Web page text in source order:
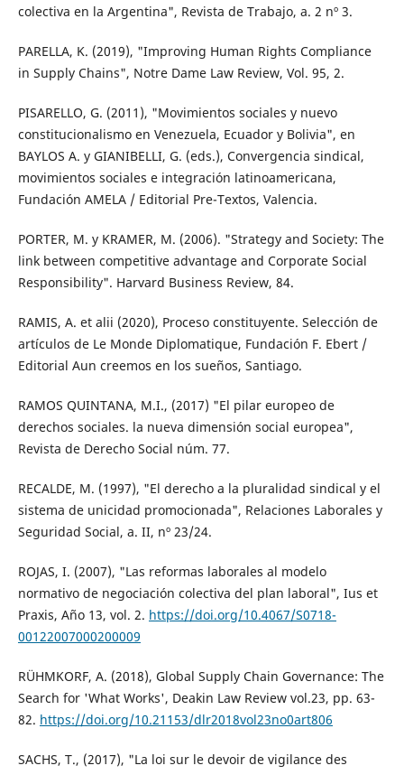
colectiva en la Argentina", Revista de Trabajo, a. 2 nº 3.
PARELLA, K. (2019), "Improving Human Rights Compliance
in Supply Chains", Notre Dame Law Review, Vol. 95, 2.
PISARELLO, G. (2011), "Movimientos sociales y nuevo
constitucionalismo en Venezuela, Ecuador y Bolivia", en
BAYLOS A. y GIANIBELLI, G. (eds.), Convergencia sindical,
movimientos sociales e integración latinoamericana,
Fundación AMELA / Editorial Pre-Textos, Valencia.
PORTER, M. y KRAMER, M. (2006). "Strategy and Society: The
link between competitive advantage and Corporate Social
Responsibility". Harvard Business Review, 84.
RAMIS, A. et alii (2020), Proceso constituyente. Selección de
artículos de Le Monde Diplomatique, Fundación F. Ebert /
Editorial Aun creemos en los sueños, Santiago.
RAMOS QUINTANA, M.I., (2017) "El pilar europeo de
derechos sociales. la nueva dimensión social europea",
Revista de Derecho Social núm. 77.
RECALDE, M. (1997), "El derecho a la pluralidad sindical y el
sistema de unicidad promocionada", Relaciones Laborales y
Seguridad Social, a. II, nº 23/24.
ROJAS, I. (2007), "Las reformas laborales al modelo
normativo de negociación colectiva del plan laboral", Ius et
Praxis, Año 13, vol. 2. https://doi.org/10.4067/S0718-
00122007000200009
RÜHMKORF, A. (2018), Global Supply Chain Governance: The
Search for 'What Works', Deakin Law Review vol.23, pp. 63-
82. https://doi.org/10.21153/dlr2018vol23no0art806
SACHS, T., (2017), "La loi sur le devoir de vigilance des